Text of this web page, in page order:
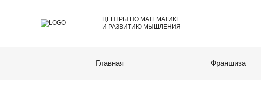
ЦЕНТРЫ ПО МАТЕМАТИКЕ
И РАЗВИТИЮ МЫШЛЕНИЯ
Главная Франшиза